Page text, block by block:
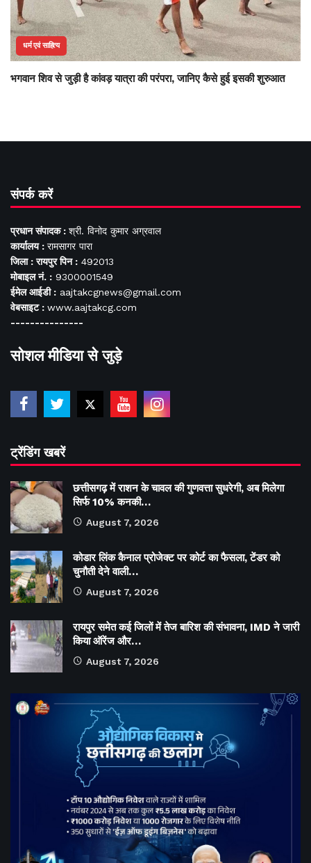
धर्म एवं साहित्य
भगवान शिव से जुड़ी है कांवड़ यात्रा की परंपरा, जानिए कैसे हुई इसकी शुरुआत
संपर्क करें
प्रधान संपादक : श्री. विनोद कुमार अग्रवाल
कार्यालय : रामसागर पारा
जिला : रायपुर पिन : 492013
मोबाइल नं. : 9300001549
ईमेल आईडी : aajtakcgnews@gmail.com
वेबसाइट : www.aajtakcg.com
---------------
सोशल मीडिया से जुड़े
ट्रेंडिंग खबरें
छत्तीसगढ़ में राशन के चावल की गुणवत्ता सुधरेगी, अब मिलेगा
सिर्फ 10% कनकी…
August 7, 2026
कोडार लिंक कैनाल प्रोजेक्ट पर कोर्ट का फैसला, टेंडर को
चुनौती देने वाली…
August 7, 2026
रायपुर समेत कई जिलों में तेज बारिश की संभावना, IMD ने जारी
किया ऑरेंज और…
August 7, 2026